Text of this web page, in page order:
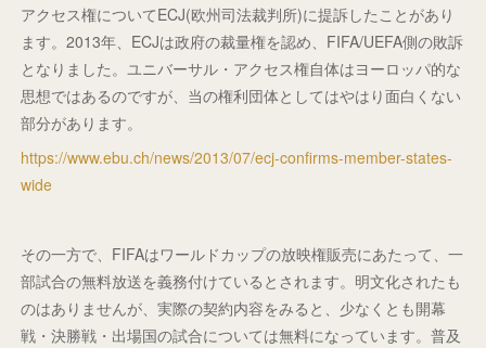
アクセス権についてECJ(欧州司法裁判所)に提訴したことがあり
ます。2013年、ECJは政府の裁量権を認め、FIFA/UEFA側の敗訴
となりました。ユニバーサル・アクセス権自体はヨーロッパ的な
思想ではあるのですが、当の権利団体としてはやはり面白くない
部分があります。
https://www.ebu.ch/news/2013/07/ecj-confirms-member-states-
wide
その一方で、FIFAはワールドカップの放映権販売にあたって、一
部試合の無料放送を義務付けているとされます。明文化されたも
のはありませんが、実際の契約内容をみると、少なくとも開幕
戦・決勝戦・出場国の試合については無料になっています。普及